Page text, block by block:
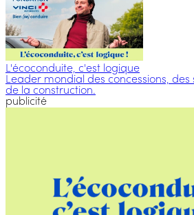
L'écoconduite, c'est logique
Leader mondial des concessions, des
de la construction.
publicité